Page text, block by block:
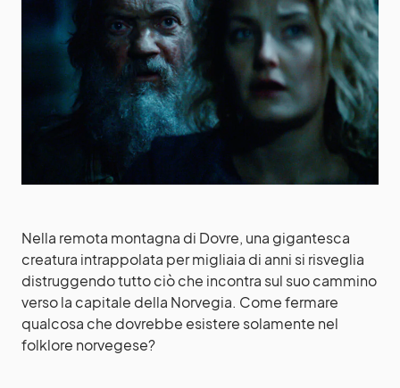
Nella remota montagna di Dovre, una gigantesca
creatura intrappolata per migliaia di anni si risveglia
distruggendo tutto ciò che incontra sul suo cammino
verso la capitale della Norvegia. Come fermare
qualcosa che dovrebbe esistere solamente nel
folklore norvegese?